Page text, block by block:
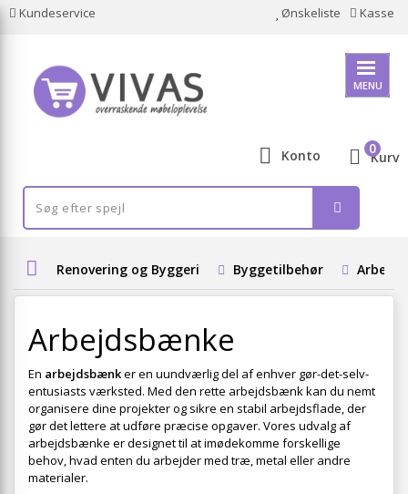
Kundeservice Ønskeliste Kasse
MENU
Konto Kurv
0
Renovering og Byggeri Byggetilbehør
Arbejdsbænke
En arbejdsbænker en uundværlig del af enhver gør-det-selv-
entusiasts værksted. Med den rette arbejdsbænk kan du nemt
organisere dine projekter og sikre en stabil arbejdsflade, der
gør det lettere at udføre præcise opgaver. Vores udvalg af
arbejdsbænke er designet til at imødekomme forskellige
behov, hvad enten du arbejder med træ, metal eller andre
materialer.